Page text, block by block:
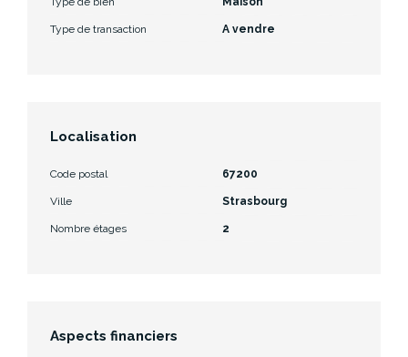
Type de transaction A vendre
Localisation
Code postal 67200
Ville Strasbourg
Nombre étages 2
Aspects financiers